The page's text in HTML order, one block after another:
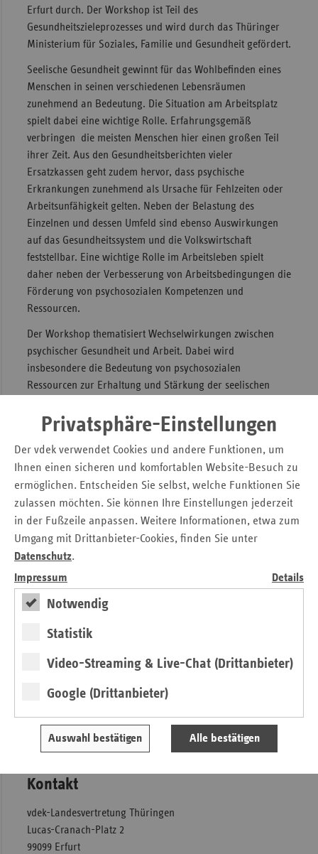
Privatsphäre-Einstellungen
Der vdek verwendet Cookies und andere Funktionen, um
Ihnen einen sicheren und komfortablen Website-Besuch zu
ermöglichen. Entscheiden Sie selbst, welche Funktionen Sie
zulassen möchten. Sie können Ihre Einstellungen jederzeit
in der Fußzeile anpassen. Weitere Informationen, etwa zum
Umgang mit Drittanbieter-Cookies, finden Sie unter
Datenschutz.
Impressum
Details
Notwendig
Statistik
Video-Streaming & Live-Chat (Drittanbieter)
Google (Drittanbieter)
Auswahl bestätigen Alle bestätigen
Erfurt durch. Der Workshop ist Teil des
Gesundheitszieleprozesses und wird durch das Thüringer
Ministerium für Soziales, Familie und Gesundheit gefördert.
Seelische Gesundheit gewinnt für das Wohlbefinden eines
Menschen in seinen verschiedenen Lebensräumen
zunehmend an Bedeutung. Die Situation am Arbeitsplatz
spielt dabei eine wichtige Rolle. Erfahrungsgemäß
verbringen die meisten Menschen hier einen großen Teil
ihrer Zeit. Aus den Gesundheitsberichten vieler
Ersatzkassen geht zudem hervor, dass psychische
Erkrankungen zunehmend als Ursache für Fehlzeiten oder
Arbeitsunfähigkeit gelten. Neben der Belastung des
Einzelnen und dessen Umfeld sind ebenso Auswirkungen
auf das Gesundheitssystem und die Volkswirtschaft
feststellbar. Eine wichtige Rolle im Arbeitsleben spielt
daher neben der Verbesserung von Arbeitsbedingungen die
Förderung von psychosozialen Kompetenzen und
Ressourcen.
Der Workshop thematisiert Wechselwirkungen zwischen
psychischer Gesundheit und Arbeit. Dabei wird
insbesondere die Bedeutung von psychosozialen
Ressourcen zur Erhaltung und Stärkung der seelischen
die Selbstregulationsfähigkeit als wichtige Ressource
Die Veranstaltung bietet den Teilnehmern die Möglichkeit,
ausgewählte Praxisbeispiele zur Förderung psychischer
Gesundheit im Arbeitsleben kennenzulernen und
Der Workshop richtet sich vor allem an Multiplikatoren im
Bereich Arbeitsleben, Vertreter der Wirtschaft, Arbeitgeber,
Betriebsärzte, Pädagogen sowie interessierte Fachkräfte
aus dem Sozial-, Bildungs- und Gesundheitswesen.
www.agethur.de
Download
Einladung (PDF)
Kontakt
vdek-Landesvertretung Thüringen
Lucas-Cranach-Platz 2
99099 Erfurt